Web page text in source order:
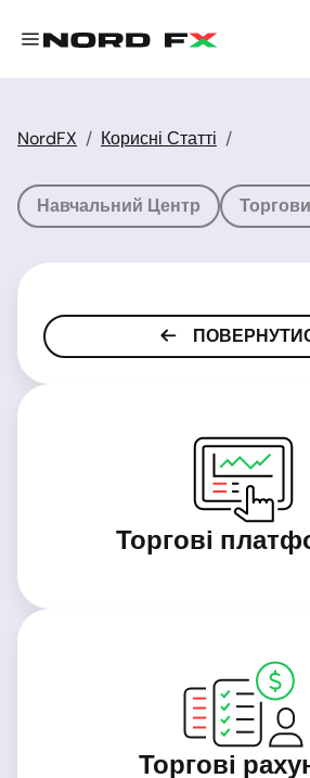
NordFX Корисні Статті
Навчальний Центр
Торгові
Торгові